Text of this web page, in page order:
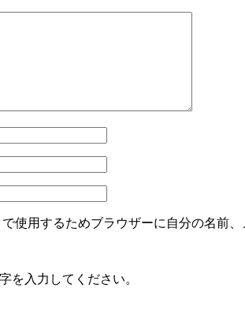
使用するためブラウザーに自分の名前
を入力してください。